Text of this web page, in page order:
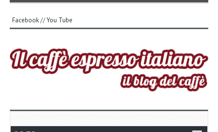
Facebook//You Tube